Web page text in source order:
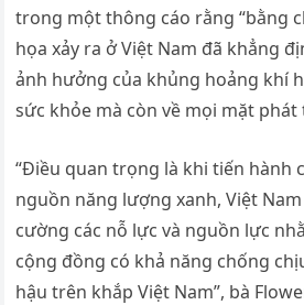
trong một thông cáo rằng “bằng
họa xảy ra ở Việt Nam đã khẳng
ảnh hưởng của khủng hoảng khí
sức khỏe mà còn về mọi mặt phát
“Điều quan trọng là khi tiến hành
nguồn năng lượng xanh, Việt
cường các nỗ lực và nguồn lực
cộng đồng có khả năng chống
hậu trên khắp Việt Nam”, bà